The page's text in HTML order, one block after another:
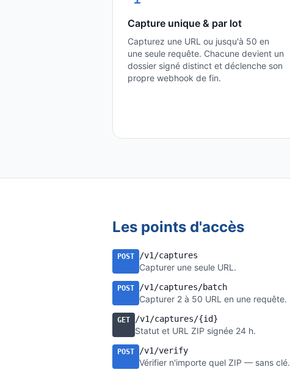
Capture unique & par lot
Capturez une URL ou jusqu'à 50 en
une seule requête. Chacune devient un
dossier signé distinct et déclenche son
propre webhook de fin.
Les points d'accès
POST /v1/captures
Capturer une seule URL.
POST /v1/captures/batch
Capturer 2 à 50 URL en une requête.
GET /v1/captures/{id}
Statut et URL ZIP signée 24 h.
POST /v1/verify
Vérifier n'importe quel ZIP — sans clé.